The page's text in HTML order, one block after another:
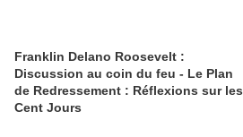
Franklin Delano Roosevelt :
Discussion au coin du feu - Le Plan
de Redressement : Réflexions sur les
Cent Jours